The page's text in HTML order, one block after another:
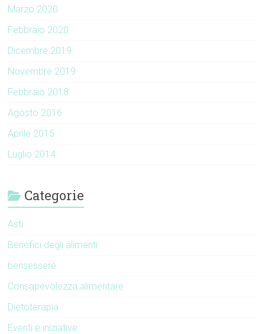
Marzo 2020
Febbraio 2020
Dicembre 2019
Novembre 2019
Febbraio 2018
Agosto 2016
Aprile 2015
Luglio 2014
Categorie
Asti
Benefici degli alimenti
bensessere
Consapevolezza alimentare
Dietoterapia
Eventi e iniziative